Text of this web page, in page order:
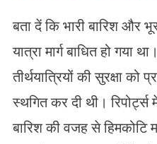
बता दें कि भारी बारिश और
यात्रा मार्ग बाधित हो गया
तीर्थयात्रियों की सुरक्षा को
स्थगित कर दी थी। रिपोर्ट्स
बारिश की वजह से हिमकोटि